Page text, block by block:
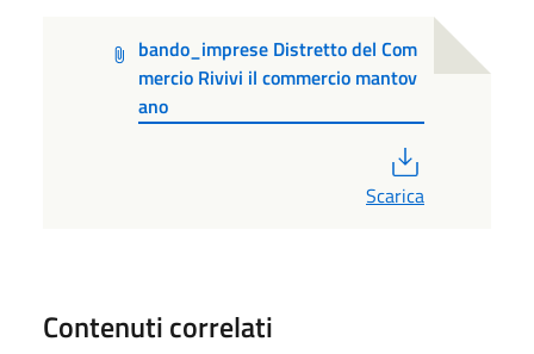
bando_imprese Distretto del Com
mercio Rivivi il commercio mantov
ano
Scarica
Contenuti correlati